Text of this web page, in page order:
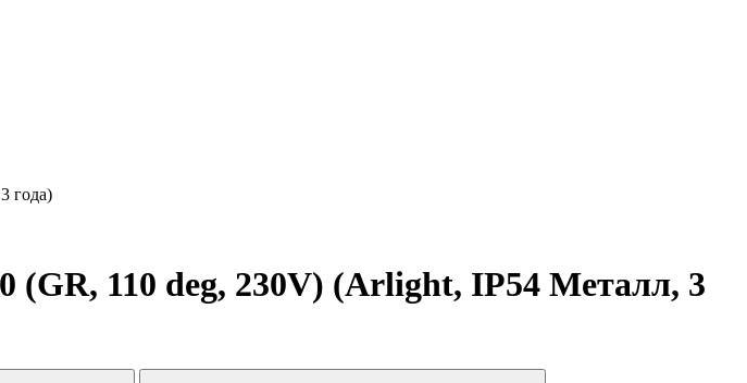
года)
110 deg, 230V) (Arlight, IP54 Металл, 3